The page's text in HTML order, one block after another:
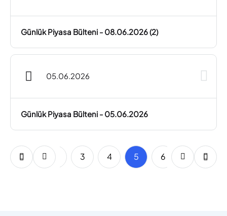
Günlük Piyasa Bülteni - 08.06.2026 (2)
05.06.2026
Günlük Piyasa Bülteni - 05.06.2026
2 3 4 5 6 8